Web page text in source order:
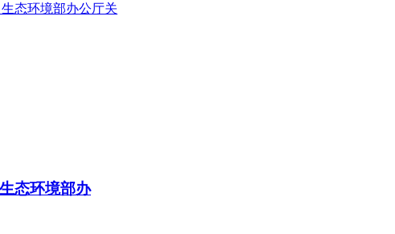
态环境部办公厅关
态环境部办